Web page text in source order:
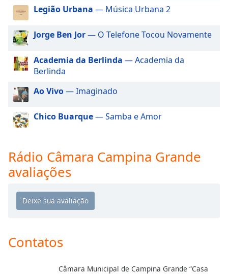
window.
Beginning
window.
Escape
cancel
close
Text
Color
Opacity
Background
Legião Urbana — Música Urbana 2
Jorge Ben Jor— O Telefone Tocou Novamente
Academia da Berlinda — Academia da
Berlinda
Ao Vivo— Imaginado
Chico Buarque— Samba e Amor
Rádio Câmara Campina Grande
avaliações
Contatos
Câmara Municipal de Campina Grande “Casa